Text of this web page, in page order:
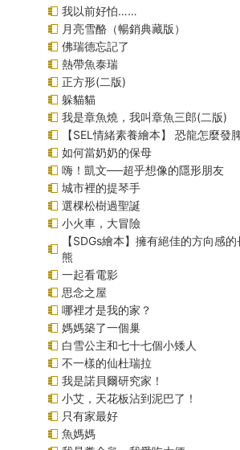
我以前好怕……
月亮雪酪（暢銷典藏版）
佛瑞德忘記了
熱帶魚泰瑞
正方形(二版)
躲貓貓
我是章魚燒，我叫章魚三郎(二版)
【SEL情緒素養繪本】 恐龍怎麼發
如何當奶奶的保母
嗨！凱文──超乎想像的隱形朋友
城市裡的提琴手
選棵松樹過聖誕
小火車，大冒險
【SDGs繪本】擁有絕佳的方向感
熊
一起看電影
思念之屋
哪裡才是我的家？
媽媽築了一個巢
白雪公主和七十七個小矮人
不一樣的仙杜瑞拉
我是諾貝爾研究家！
小艾，天花板沾到泥巴了！
只有家最好
魚媽媽